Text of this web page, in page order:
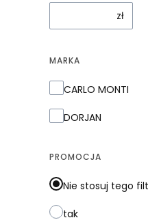
zł
MARKA
Marka
CARLO MONTI
DORJAN
PROMOCJA
Nie stosuj tego
tak